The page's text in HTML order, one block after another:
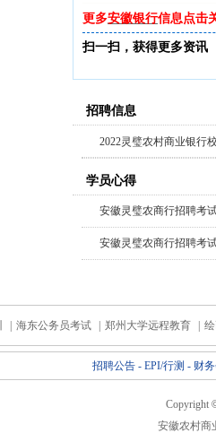
更多安徽银行信息点击
扫一扫，获得更多资讯
招聘信息
2022灵璧农村商业银行
学员心得
安徽灵璧农商行招聘考
安徽灵璧农商行招聘考
海东公务员考试 郑州大学远程教育
招聘公告- EPI/行测 - 财
Copyright
安徽农村商